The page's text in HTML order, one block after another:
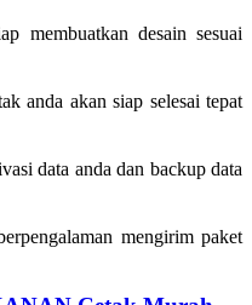
membuatkan desain sesuai
anda akan siap selesai tepat
data anda dan backup data
mengirim paket